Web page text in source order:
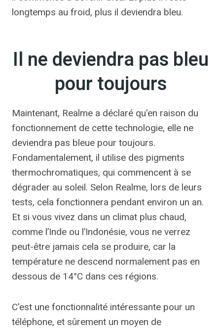
longtemps au froid, plus il deviendra bleu.
Il ne deviendra pas bleu
pour toujours
Maintenant, Realme a déclaré qu'en raison du
fonctionnement de cette technologie, elle ne
deviendra pas bleue pour toujours.
Fondamentalement, il utilise des pigments
thermochromatiques, qui commencent à se
dégrader au soleil. Selon Realme, lors de leurs
tests, cela fonctionnera pendant environ un an.
Et si vous vivez dans un climat plus chaud,
comme l’Inde ou l’Indonésie, vous ne verrez
peut-être jamais cela se produire, car la
température ne descend normalement pas en
dessous de 14°C dans ces régions.
C'est une fonctionnalité intéressante pour un
téléphone, et sûrement un moyen de